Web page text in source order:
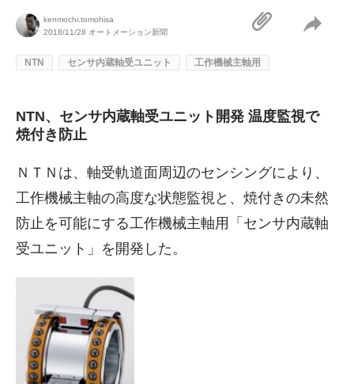
kenmochi.tomohisa
2018/11/28 オートメーション新聞
NTN センサ内蔵軸受ユニット 工作機械主軸用
NTN、センサ内蔵軸受ユニット開発 温度監視で
焼付き防止
ＮＴＮは、軸受軌道面周辺のセンシングにより、
工作機械主軸の高度な状態監視と、焼付きの未然
防止を可能にする工作機械主軸用「センサ内蔵軸
受ユニット」を開発した。